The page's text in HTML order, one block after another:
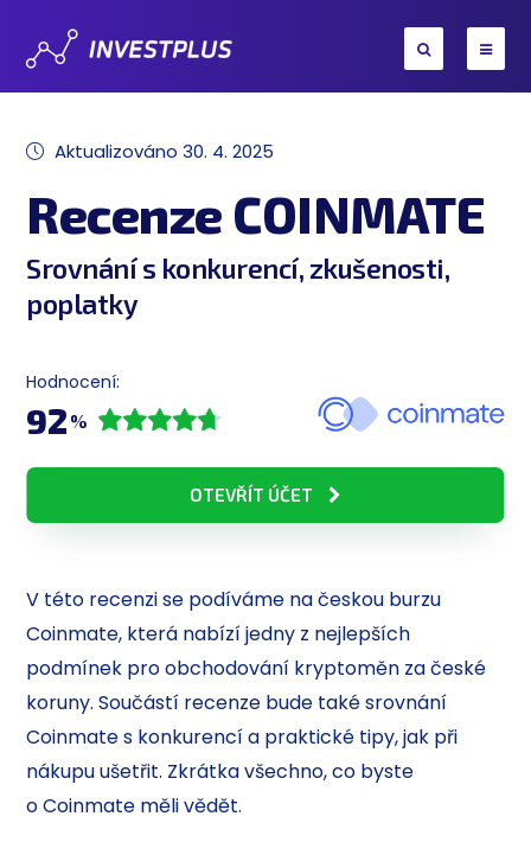
Aktualizováno30. 4. 2025
Recenze COINMATE
Srovnání s konkurencí, zkušenosti,
poplatky
Hodnocení:
92 %
OTEVŘÍT ÚČET
V této recenzi se podíváme na českou burzu
Coinmate, která nabízí jedny z nejlepších
podmínek pro obchodování kryptoměn za české
koruny. Součástí recenze bude také srovnání
Coinmate s konkurencí a praktické tipy, jak při
nákupu ušetřit. Zkrátka všechno, co byste
o Coinmate měli vědět.